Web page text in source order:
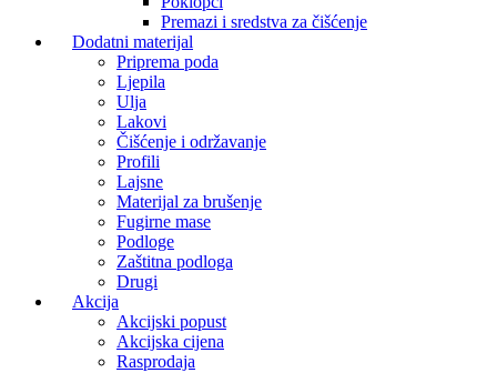
Premazi i sredstva za čišćenje
Dodatni materijal
Priprema poda
Ljepila
Ulja
Lakovi
Čišćenje i održavanje
Profili
Lajsne
Materijal za brušenje
Fugirne mase
Podloge
Zaštitna podloga
Drugi
Akcija
Akcijski popust
Akcijska cijena
Rasprodaja